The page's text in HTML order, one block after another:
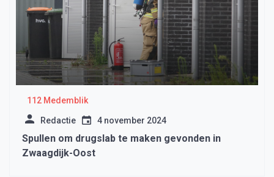
112 Medemblik
Redactie 4 november 2024
Spullen om drugslab te maken gevonden in
Zwaagdijk-Oost